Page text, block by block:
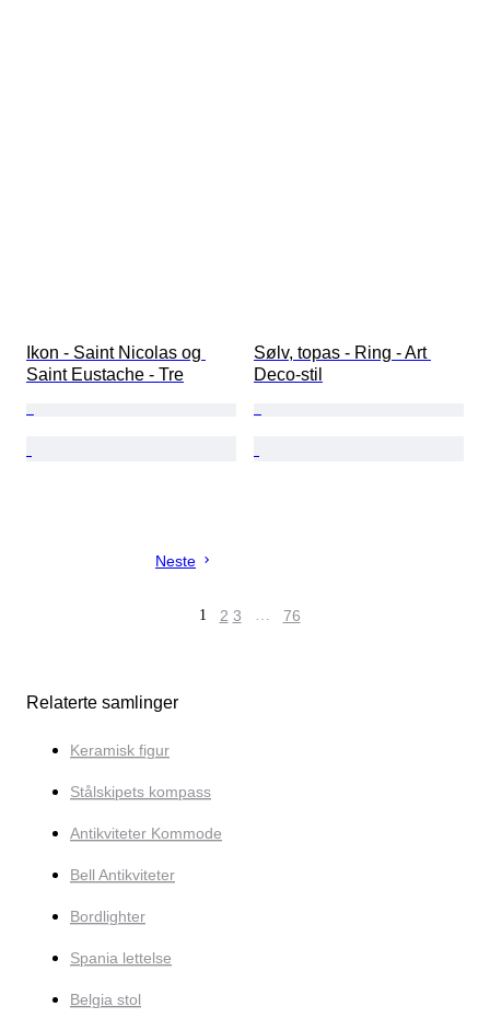
Ikon - Saint Nicolas og
Saint Eustache - Tre
Sølv, topas - Ring - Art
Deco-stil
Neste
1 2 3 … 76
Relaterte samlinger
Keramisk figur
Stålskipets kompass
Antikviteter Kommode
Bell Antikviteter
Bordlighter
Spania lettelse
Belgia stol